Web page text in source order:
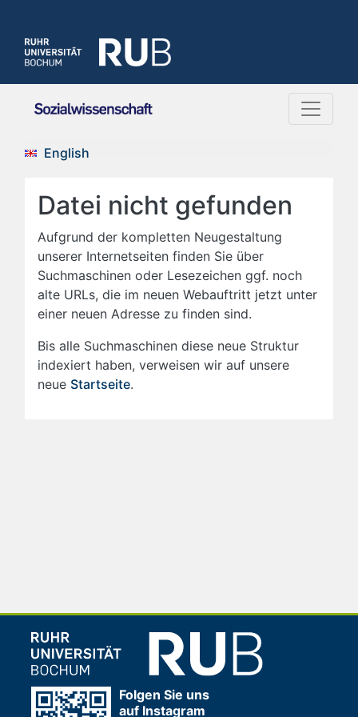
English
Datei nicht gefunden
Aufgrund der kompletten Neugestaltung
unserer Internetseiten finden Sie über
Suchmaschinen oder Lesezeichen ggf. noch
alte URLs, die im neuen Webauftritt jetzt unter
einer neuen Adresse zu finden sind.
Bis alle Suchmaschinen diese neue Struktur
indexiert haben, verweisen wir auf unsere
neue Startseite.
Folgen Sie uns
auf Instagram